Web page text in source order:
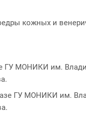
кожных и
ГУ МОНИКИ им.
ГУ МОНИКИ им.